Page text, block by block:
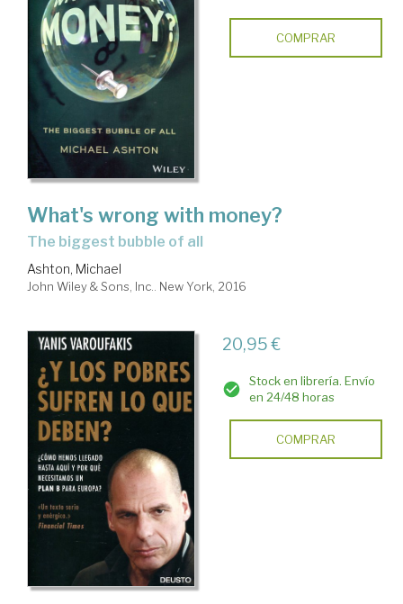
COMPRAR
What's wrong with money?
the biggest bubble of all
Ashton, Michael
John Wiley & Sons, Inc.. New York, 2016
20,95 €
Stock en librería. Envío
en 24/48 horas
COMPRAR